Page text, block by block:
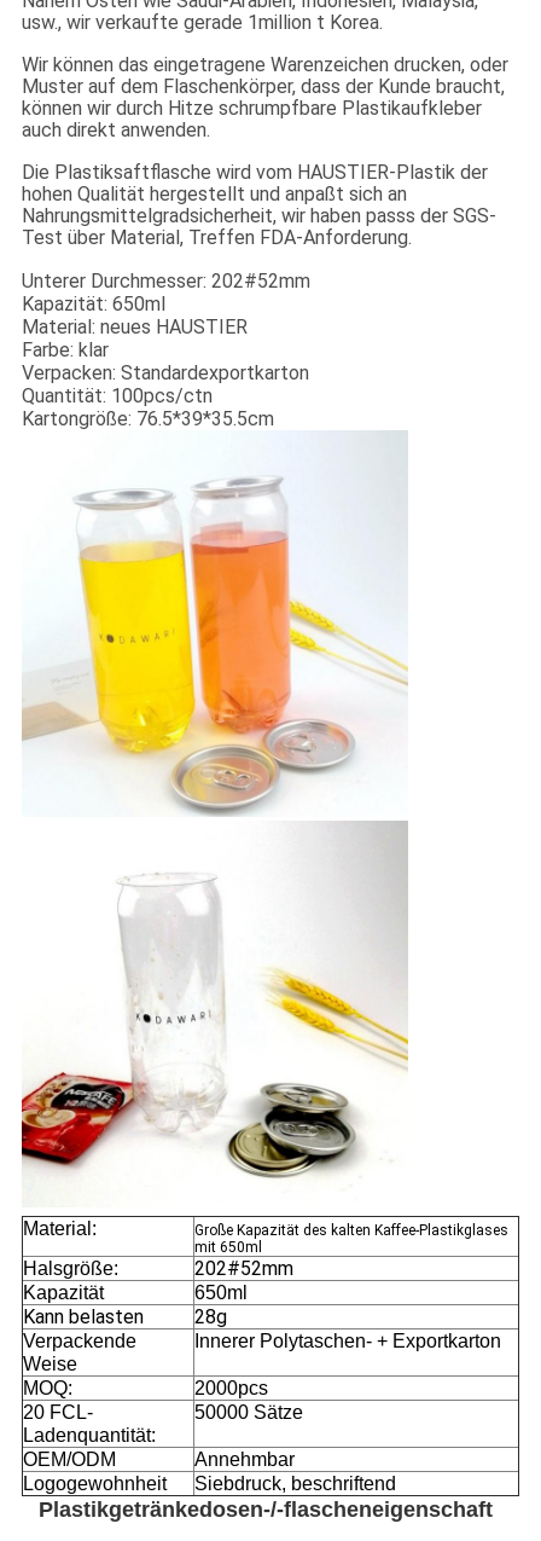
usw., wir verkaufte gerade 1million t Korea.
Wir können das eingetragene Warenzeichen drucken, oder
Muster auf dem Flaschenkörper, dass der Kunde braucht,
können wir durch Hitze schrumpfbare Plastikaufkleber
auch direkt anwenden.
Die Plastiksaftflasche wird vom HAUSTIER-Plastik der
hohen Qualität hergestellt und anpaßt sich an
Nahrungsmittelgradsicherheit, wir haben passs der SGS-
Test über Material, Treffen FDA-Anforderung.
Unterer Durchmesser: 202#52mm
Kapazität: 650ml
Material: neues HAUSTIER
Farbe: klar
Verpacken: Standardexportkarton
Quantität: 100pcs/ctn
Kartongröße: 76.5*39*35.5cm
Material:
Große Kapazität des kalten Kaffee-Plastikglases
mit 650ml
Halsgröße: 202#52mm
Kapazität 650ml
Kann belasten 28g
Verpackende
Weise
Innerer Polytaschen- + Exportkarton
MOQ:
2000pcs
20 FCL-
Ladenquantität:
50000 Sätze
OEM/ODM
Annehmbar
Logogewohnheit
Siebdruck, beschriftend
Plastikgetränkedosen-/-flascheneigenschaft